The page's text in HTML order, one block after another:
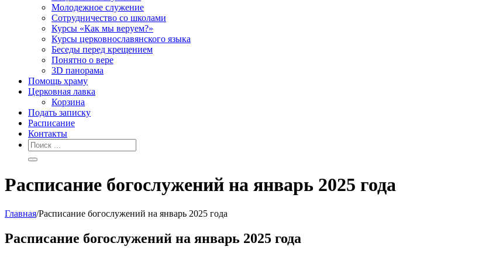
Молодежное служение
Сотрудничество со школами
Курсы «Как мы веруем?»
Курсы церковнославянского языка
Беседы перед крещением
Понятно о вере
3D панорама
Помощь храму
Церковная лавка
Корзина
Подать записку
Расписание
Контакты
Расписание богослужений на январь 2025 года
Главная/Расписание богослужений на январь 2025 года
Расписание богослужений на январь 2025 года